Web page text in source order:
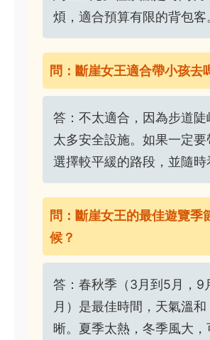
煩，適合預算有限的背包客
問：斷崖女王適合帶小孩去
答：不太適合，因為步道陡
太多安全設施。如果一定要
選擇較平緩的路段，並隨時
問：斷崖女王的最佳遊覽季
候？
答：春秋季（3月到5月，9
月）是最佳時間，天氣溫
晰。夏季太熱，冬季風大